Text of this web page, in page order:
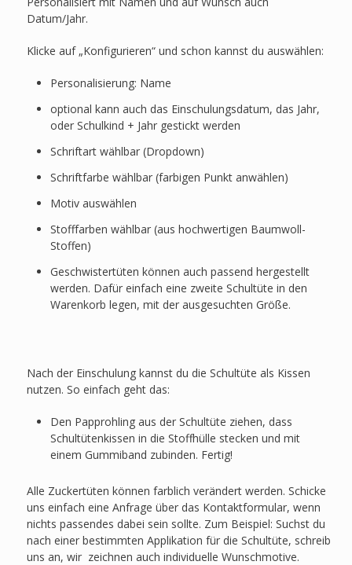
Datum/Jahr.
Klicke auf „Konfigurieren“ und schon kannst du auswählen:
Personalisierung: Name
optional kann auch das Einschulungsdatum, das Jahr,
oder Schulkind + Jahr gestickt werden
Schriftart wählbar (Dropdown)
Schriftfarbe wählbar (farbigen Punkt anwählen)
Motiv auswählen
Stofffarben wählbar (aus hochwertigen Baumwoll-
Stoffen)
Geschwistertüten können auch passend hergestellt
werden. Dafür einfach eine zweite Schultüte in den
Warenkorb legen, mit der ausgesuchten Größe.
Nach der Einschulung kannst du die Schultüte als Kissen
nutzen. So einfach geht das:
Den Papprohling aus der Schultüte ziehen, dass
Schultütenkissen in die Stoffhülle stecken und mit
einem Gummiband zubinden. Fertig!
Alle Zuckertüten können farblich verändert werden. Schicke
uns einfach eine Anfrage über das Kontaktformular, wenn
nichts passendes dabei sein sollte. Zum Beispiel: Suchst du
nach einer bestimmten Applikation für die Schultüte, schreib
uns an, wir zeichnen auch individuelle Wunschmotive.